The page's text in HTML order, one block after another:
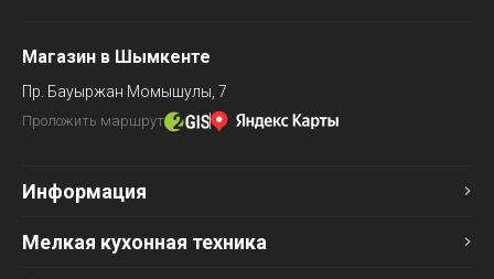
Магазин в Шымкенте
Пр. Бауыржан Момышулы, 7
Проложить маршрут
Информация
Мелкая кухонная техника